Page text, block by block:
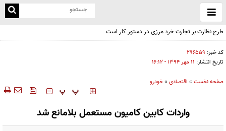
باز
و
طرح نظارت بر تجارت خرد مرزی در دستور کار است
کد خبر: ۲۹۶۵۵۹
تاریخ انتشار: ۱۱ مهر ۱۳۹۴ - ۱۶:۱۲
صفحه نخست » اقتصادی »خودرو
‍‍‍ پ پ
واردات کابین کامیون مستعمل بلامانع شد